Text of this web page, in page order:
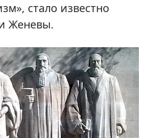
стало известно
Женевы.